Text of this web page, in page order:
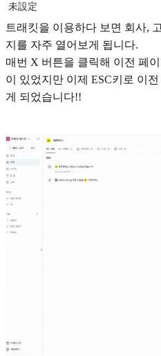
未設定
트래킷을 이용하다 보면 회사,
지를 자주 열어보게 됩니다.
매번 X 버튼을 클릭해 이전 페
이 있었지만 이제 ESC키로 이
게 되었습니다!!